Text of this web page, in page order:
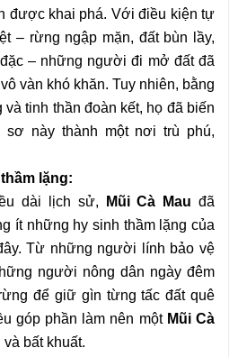
được khai phá. Với điều kiện tự
– rừng ngập mặn, đất bùn lầy,
– những người đi mở đất đã
vàn khó khăn. Tuy nhiên, bằng
tinh thần đoàn kết, họ đã biến
sơ này thành một nơi trù phú,
lặng:
dài lịch sử,
Mũi Cà Mau đã
ít những hy sinh thầm lặng của
Từ những người lính bảo vệ
người nông dân ngày đêm
để giữ gìn từng tấc đất quê
góp phần làm nên một Mũi Cà
bất khuất.